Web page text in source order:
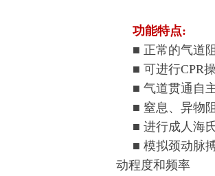
功能特点:
■ 正常的气道
■ 可进行CPR
■ 气道贯通自
■ 窒息、异物
■ 进行成人海
■ 模拟颈动脉
动程度和频率